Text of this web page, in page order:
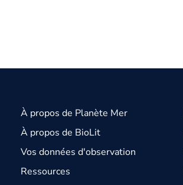
À propos de Planète Mer
À propos de BioLit
Vos données d'observation
Ressources